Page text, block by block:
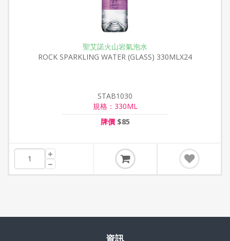
聖艾諾火山岩氣泡水
ROCK SPARKLING WATER (GLASS) 330MLX24
STAB1030
規格：330ML
牌價$85
資訊